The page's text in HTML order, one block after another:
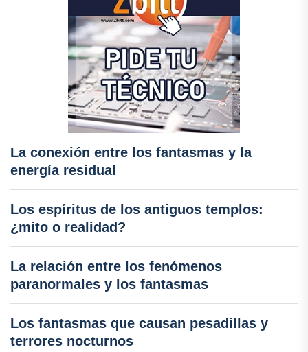
La conexión entre los fantasmas y la
energía residual
Los espíritus de los antiguos templos:
¿mito o realidad?
La relación entre los fenómenos
paranormales y los fantasmas
Los fantasmas que causan pesadillas y
terrores nocturnos